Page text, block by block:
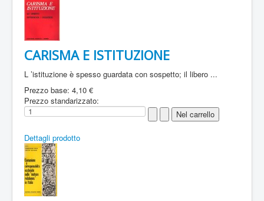
CARISMA E ISTITUZIONE
L ’istituzione è spesso guardata con sospetto; il libero ...
Prezzo base: 4,10 €
Prezzo standarizzato:
Dettagli prodotto